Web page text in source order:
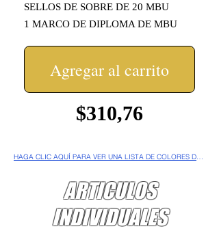
SELLOS DE SOBRE DE 20 MBU
1 MARCO DE DIPLOMA DE MBU
Agregar al carrito
$310,76
ARTICULOS
INDIVIDUALES